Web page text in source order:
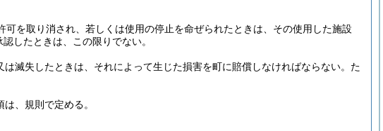
可を取り消され、若しくは使用の停止を命ぜられたときは、その使用した施設
したときは、この限りでない。
滅失したときは、それによって生じた損害を町に賠償しなければならない。 た
、規則で定める。